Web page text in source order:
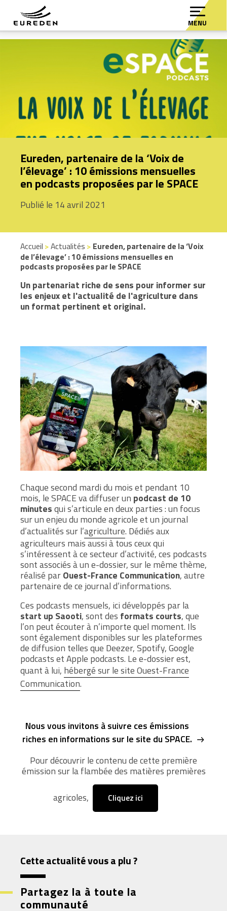
MENU
Eureden, partenaire de la ‘Voix de
l’élevage’ : 10 émissions mensuelles
en podcasts proposées par le SPACE
Publié le 14 avril 2021
Accueil >Actualités > Eureden, partenaire de la ‘Voix
de l’élevage’ : 10 émissions mensuelles en
podcasts proposées par le SPACE
Un partenariat riche de sens pour informer sur
les enjeux et l'actualité de l'agriculture dans
un format pertinent et original.
Chaque second mardi du mois et pendant 10
mois, le SPACE va diffuser un podcast de 10
minutesqui s’articule en deux parties : un focus
sur un enjeu du monde agricole et un journal
d’actualités sur l’agriculture. Dédiés aux
agriculteurs mais aussi à tous ceux qui
s’intéressent à ce secteur d’activité, ces podcasts
sont associés à un e-dossier, sur le même thème,
réalisé parOuest-France Communication, autre
partenaire de ce journal d’informations.
Ces podcasts mensuels, ici développés par la
start up Saooti, sont des formats courts, que
l’on peut écouter à n’importe quel moment. Ils
sont également disponibles sur les plateformes
de diffusion telles que Deezer, Spotify, Google
podcasts et Apple podcasts. Le e-dossier est,
quant à lui, hébergé sur le site Ouest-France
Communication.
Nous vous invitons à suivre ces émissions
riches en informations sur le site du SPACE.
Pour découvrir le contenu de cette première
émission sur la flambée des matières premières
agricoles,
Cliquez ici
Cette actualité vous a plu ?
Partagez la à toute la
communauté